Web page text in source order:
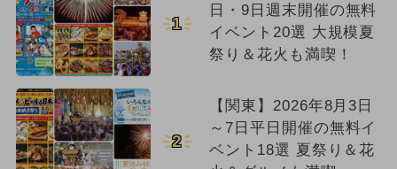
1
日・9日週末開催の無料
イベント20選 大規模夏
祭り＆花火も満喫！
2
【関東】2026年8月3日
～7日平日開催の無料イ
ベント18選 夏祭り＆花